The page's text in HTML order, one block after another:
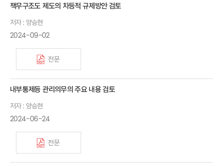
책무구조도 제도의 차등적 규제방안 검토
저자 : 양승현
2024-09-02
전문
내부통제등 관리의무의 주요 내용 검토
저자 : 양승현
2024-06-24
전문